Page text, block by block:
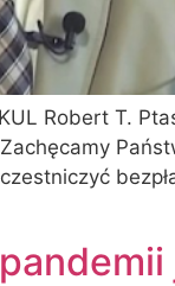
Robert T.